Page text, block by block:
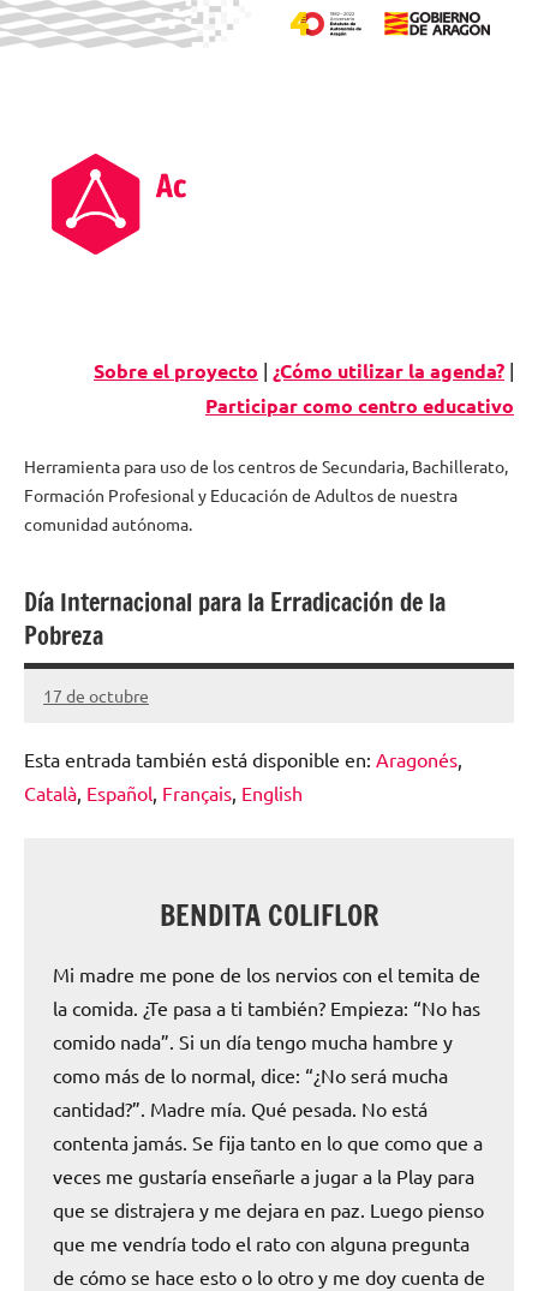
Sobre el proyecto | ¿Cómo utilizar la agenda? |
Participar como centro educativo
Agenda
digital
de
Aragón
Herramienta para uso de los centros de Secundaria, Bachillerato,
Formación Profesional y Educación de Adultos de nuestra
comunidad autónoma.
Día Internacional para la Erradicación de la
Pobreza
17 de octubre
Santiago
Subirá
Esta entrada también está disponible en: Aragonés
Català Español Français English
BENDITA COLIFLOR
Mi madre me pone de los nervios con el temita de
la comida. ¿Te pasa a ti también? Empieza: “No has
comido nada”. Si un día tengo mucha hambre y
como más de lo normal, dice: “¿No será mucha
cantidad?”. Madre mía. Qué pesada. No está
contenta jamás. Se fija tanto en lo que como que a
veces me gustaría enseñarle a jugar a la Play para
que se distrajera y me dejara en paz. Luego pienso
que me vendría todo el rato con alguna pregunta
de cómo se hace esto o lo otro y me doy cuenta de